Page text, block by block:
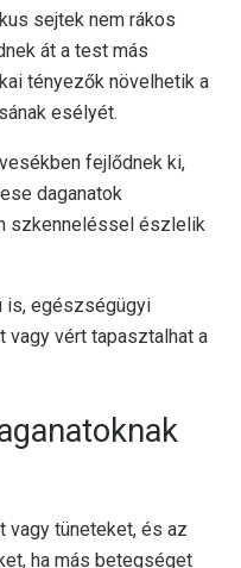
sejtek nem rákos
át a test más
tényezők növelhetik a
esélyét.
fejlődnek ki,
daganatok
szkenneléssel észlelik
is, egészségügyi
vagy vért tapasztalhat a
vagy tüneteket, és az
ha más betegséget